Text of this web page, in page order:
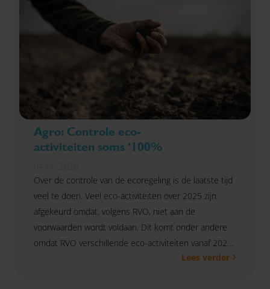
Agro: Controle eco-
activiteiten soms ‘100%
Over de controle van de ecoregeling is de laatste tijd
veel te doen. Veel eco-activiteiten over 2025 zijn
afgekeurd omdat, volgens RVO, niet aan de
voorwaarden wordt voldaan. Dit komt onder andere
omdat RVO verschillende eco-activiteiten vanaf 2025
Lees verder